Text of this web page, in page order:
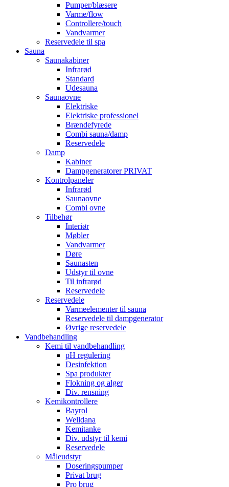
Pumper/blæsere
Varme/flow
Controllere/touch
Vandvarmer
Reservedele til spa
Sauna
Saunakabiner
Infrarød
Standard
Udesauna
Saunaovne
Elektriske
Elektriske professionel
Brændefyrede
Combi sauna/damp
Reservedele
Damp
Kabiner
Dampgeneratorer PRIVAT
Kontrolpaneler
Infrarød
Saunaovne
Combi ovne
Tilbehør
Interiør
Møbler
Vandvarmer
Døre
Saunasten
Udstyr til ovne
Til infrarød
Reservedele
Reservedele
Varmeelementer til sauna
Reservedele til dampgenerator
Øvrige reservedele
Vandbehandling
Kemi til vandbehandling
pH regulering
Desinfektion
Spa produkter
Flokning og alger
Div. rensning
Kemikontrollere
Bayrol
Welldana
Kemitanke
Div. udstyr til kemi
Reservedele
Måleudstyr
Doseringspumper
Privat brug
Pro brug